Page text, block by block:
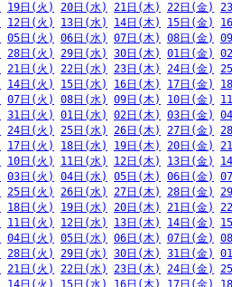
19日(火) 20日(水) 21日(木) 22日(金)
12日(火) 13日(水) 14日(木) 15日(金)
05日(火) 06日(水) 07日(木) 08日(金)
28日(火) 29日(水) 30日(木) 01日(金)
21日(火) 22日(水) 23日(木) 24日(金)
14日(火) 15日(水) 16日(木) 17日(金)
07日(火) 08日(水) 09日(木) 10日(金)
31日(火) 01日(水) 02日(木) 03日(金)
24日(火) 25日(水) 26日(木) 27日(金)
17日(火) 18日(水) 19日(木) 20日(金)
10日(火) 11日(水) 12日(木) 13日(金)
03日(火) 04日(水) 05日(木) 06日(金)
25日(火) 26日(水) 27日(木) 28日(金)
18日(火) 19日(水) 20日(木) 21日(金)
11日(火) 12日(水) 13日(木) 14日(金)
04日(火) 05日(水) 06日(木) 07日(金)
28日(火) 29日(水) 30日(木) 31日(金)
21日(火) 22日(水) 23日(木) 24日(金)
14日(火) 15日(水) 16日(木) 17日(金)